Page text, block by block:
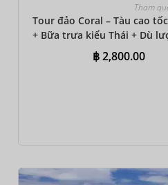
Tham
Tour đảo Coral – Tàu cao
+ Bữa trưa kiểu Thái + Dù
bộ dưới biển + Thuyền
฿2,800.00